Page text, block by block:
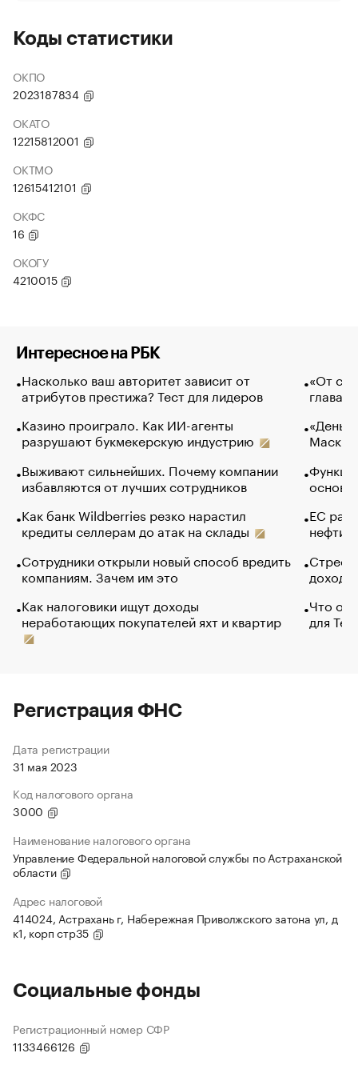
Коды статистики
ОКПО
2023187834
ОКАТО
12215812001
ОКТМО
12615412101
ОКФС
16
ОКОГУ
4210015
Интересное на РБК
Насколько ваш авторитет зависит от
атрибутов престижа? Тест для лидеров
Казино проиграло. Как ИИ-агенты
разрушают букмекерскую индустрию
Выживают сильнейших. Почему компании
избавляются от лучших сотрудников
Как банк Wildberries резко нарастил
кредиты селлерам до атак на склады
Сотрудники открыли новый способ вредить
компаниям. Зачем им это
Как налоговики ищут доходы
неработающих покупателей яхт и квартир
«От
глава
Маск в
основ
ЕС
нефти
Что
для
Регистрация ФНС
Дата регистрации
31 мая 2023
Код налогового органа
3000
Наименование налогового органа
Управление Федеральной налоговой службы по Астраханской
области
Адрес налоговой
414024, Астрахань г, Набережная Приволжского затона ул, д
к1, корп стр35
Социальные фонды
Регистрационный номер СФР
1133466126